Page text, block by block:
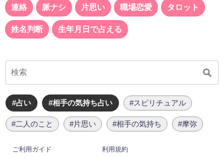
連絡 脈ナシ 片思い 職場恋愛 タロット
姓名判断 生年月日で占える
#占い #相手の気持ち占い #スピリチュアル
#二人のこと #片思い #相手の気持ち #摩弥
ご利用ガイド 利用規約